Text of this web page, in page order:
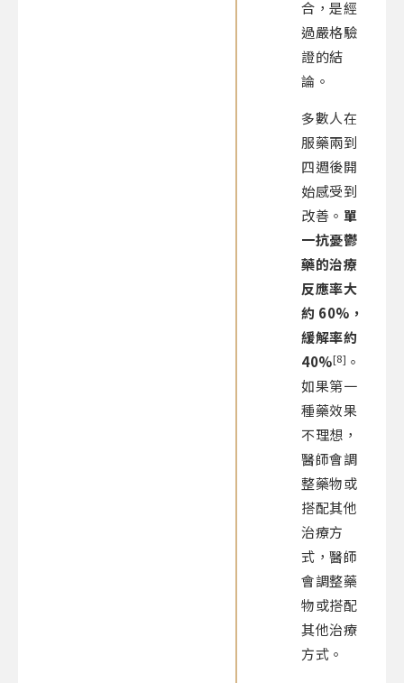
合，是經
過嚴格驗
證的結
論。
多數人在
服藥兩到
四週後開
始感受到
改善。 單
一抗憂鬱
藥的治療
反應率大
約 60%，
緩解率約
40%[8] 。
如果第一
種藥效果
不理想，
醫師會調
整藥物或
搭配其他
治療方
式，醫師
會調整藥
物或搭配
其他治療
方式。